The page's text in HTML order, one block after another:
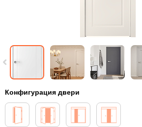
Конфигурация двери